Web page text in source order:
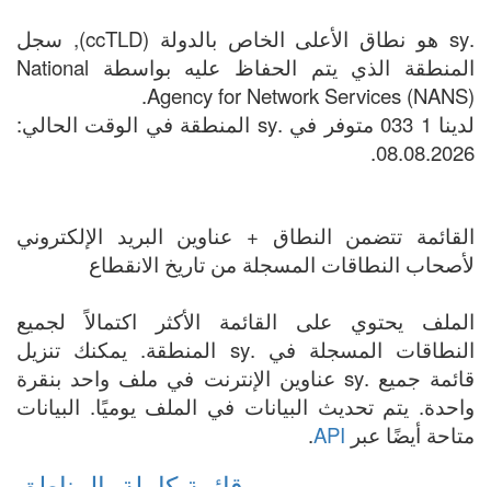
.sy هو نطاق الأعلى الخاص بالدولة (ccTLD), سجل
المنطقة الذي يتم الحفاظ عليه بواسطة National
Agency for Network Services (NANS).
لدينا 1 033 متوفر في .sy المنطقة في الوقت الحالي:
08.08.2026.
القائمة تتضمن النطاق + عناوين البريد الإلكتروني
لأصحاب النطاقات المسجلة من تاريخ الانقطاع
الملف يحتوي على القائمة الأكثر اكتمالاً لجميع
النطاقات المسجلة في .sy المنطقة. يمكنك تنزيل
قائمة جميع .sy عناوين الإنترنت في ملف واحد بنقرة
واحدة. يتم تحديث البيانات في الملف يوميًا. البيانات
متاحة أيضًا عبر API
.